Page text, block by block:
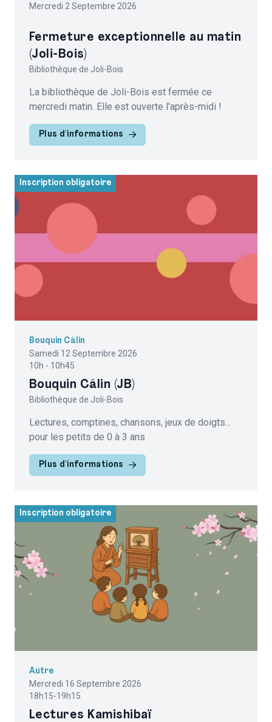
Mercredi 2 Septembre 2026
Fermeture exceptionnelle au matin
(Joli-Bois)
Bibliothèque de Joli-Bois
La bibliothèque de Joli-Bois est fermée ce
mercredi matin. Elle est ouverte l'après-midi !
Plus d'informations
Inscription obligatoire
Bouquin Câlin
Samedi 12 Septembre 2026
10h - 10h45
Bouquin Câlin (JB)
Bibliothèque de Joli-Bois
Lectures, comptines, chansons, jeux de doigts...
pour les petits de 0 à 3 ans
Plus d'informations
Inscription obligatoire
Autre
Mercredi 16 Septembre 2026
18h15-19h15
Lectures Kamishibaï